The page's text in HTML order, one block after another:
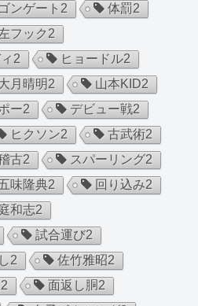
ンゲート 2 体罰2
フック2
2 ヒョードル2
月晴明2 山本KID2
ー2 デビュー戦2
ヒクソン2 古武術2
古2 スパーリング2
味隆典2 回り込み2
和志2
試合運び2
2 佐竹雅昭2
2 面返し胴 2